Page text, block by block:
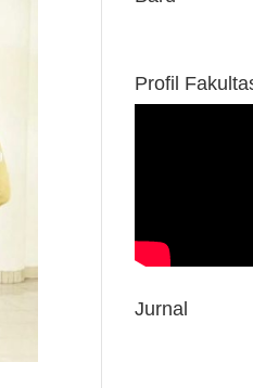
Profil
Jurnal